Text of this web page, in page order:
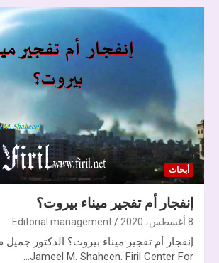
أبحاث
إنفجار أم تفجير ميناء بيروت؟
8 أغسطس، 2020 Editorial management
Jameel M. Shaheen. Firil Center For…